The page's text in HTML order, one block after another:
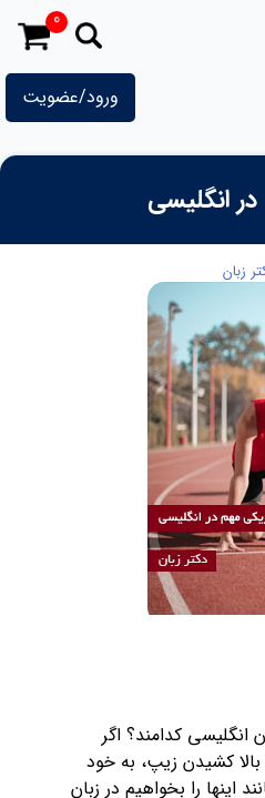
ورود/عضویت
0
زبان
انگلیسی کدامند؟ اگر
کشیدن زیپ، به خود
را بخواهیم در زبان